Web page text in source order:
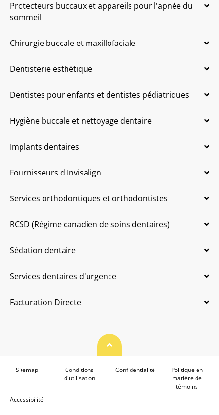
Protecteurs buccaux et appareils pour l'apnée du
sommeil
Chirurgie buccale et maxillofaciale
Dentisterie esthétique
Dentistes pour enfants et dentistes pédiatriques
Hygiène buccale et nettoyage dentaire
Implants dentaires
Fournisseurs d'Invisalign
Services orthodontiques et orthodontistes
RCSD (Régime canadien de soins dentaires)
Sédation dentaire
Services dentaires d'urgence
Facturation Directe
Haut de page
Sitemap
Conditions
d'utilisation
Confidentialité
Politique en
matière de
témoins
Accessibilité